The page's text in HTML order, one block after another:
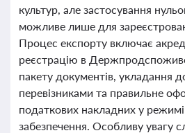
культур, але застосування
можливе лише для
Процес експорту включає
реєстрацію в
пакету документів, укладання
перевізниками та правильне
податкових накладних у
забезпечення. Особливу увагу